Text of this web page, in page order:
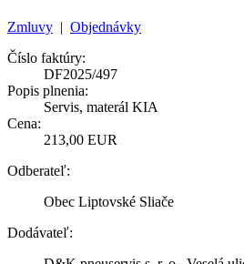
Zmluvy | Objednávky
Číslo faktúry:
DF2025/497
Popis plnenia:
Servis, materál KIA
Cena:
213,00 EUR
Odberateľ:
Obec Liptovské Sliače
Dodávateľ: